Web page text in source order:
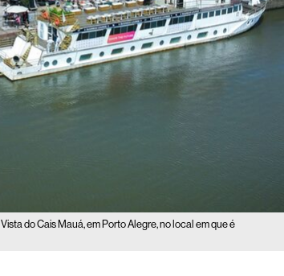
Vista do Cais Mauá, em Porto Alegre, no local em que é